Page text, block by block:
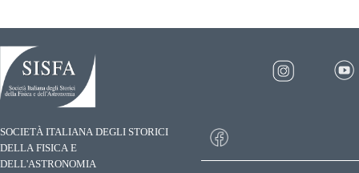
SOCIETÀ ITALIANA DEGLI STORICI
DELLA FISICA E
DELL'ASTRONOMIA